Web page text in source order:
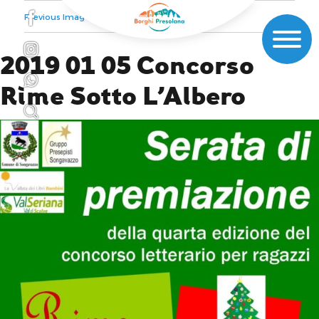
Previous Image Next Image
2019 01 05 Concorso
Rime Sotto L’Albero